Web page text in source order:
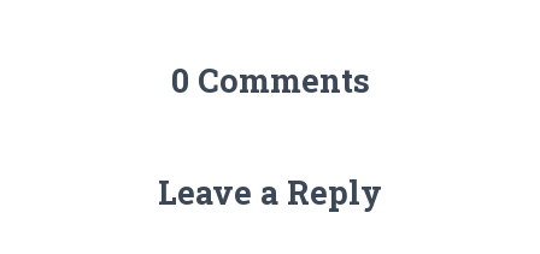
0 Comments
Leave a Reply